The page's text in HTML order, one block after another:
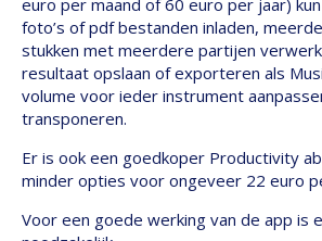
euro per maand of 60 euro per jaar)
foto’s of pdf bestanden inladen,
stukken met meerdere partijen
resultaat opslaan of exporteren als
volume voor ieder instrument
transponeren.
Er is ook een goedkoper Productivity
minder opties voor ongeveer 22 euro
Voor een goede werking van de app is